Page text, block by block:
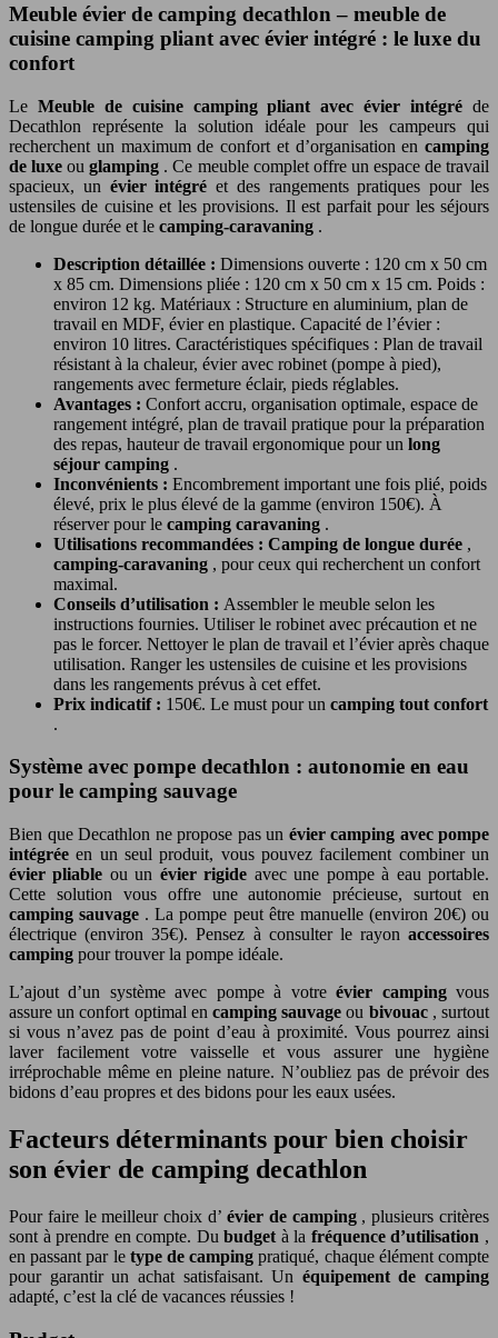
Meuble évier de camping decathlon – meuble de
cuisine camping pliant avec évier intégré : le luxe du
confort
Le Meuble de cuisine camping pliant avec évier intégréde
Decathlon représente la solution idéale pour les campeurs qui
recherchent un maximum de confort et d’organisation en camping
de luxeouglamping . Ce meuble complet offre un espace de travail
spacieux, un évier intégréet des rangements pratiques pour les
ustensiles de cuisine et les provisions. Il est parfait pour les séjours
de longue durée et le camping-caravaning .
Description détaillée : Dimensions ouverte : 120 cm x 50 cm
x 85 cm. Dimensions pliée : 120 cm x 50 cm x 15 cm. Poids :
environ 12 kg. Matériaux : Structure en aluminium, plan de
travail en MDF, évier en plastique. Capacité de l’évier :
environ 10 litres. Caractéristiques spécifiques : Plan de travail
résistant à la chaleur, évier avec robinet (pompe à pied),
rangements avec fermeture éclair, pieds réglables.
Avantages : Confort accru, organisation optimale, espace de
rangement intégré, plan de travail pratique pour la préparation
des repas, hauteur de travail ergonomique pour un long
séjour camping .
Inconvénients : Encombrement important une fois plié, poids
élevé, prix le plus élevé de la gamme (environ 150€). À
réserver pour le camping caravaning .
Utilisations recommandées : Camping de longue durée ,
camping-caravaning , pour ceux qui recherchent un confort
maximal.
Conseils d’utilisation : Assembler le meuble selon les
instructions fournies. Utiliser le robinet avec précaution et ne
pas le forcer. Nettoyer le plan de travail et l’évier après chaque
utilisation. Ranger les ustensiles de cuisine et les provisions
dans les rangements prévus à cet effet.
Prix indicatif : 150€. Le must pour un camping tout confort
.
Système avec pompe decathlon : autonomie en eau
pour le camping sauvage
Bien que Decathlon ne propose pas un évier camping avec pompe
intégréeen un seul produit, vous pouvez facilement combiner un
évier pliable ou un évier rigide avec une pompe à eau portable.
Cette solution vous offre une autonomie précieuse, surtout en
camping sauvage . La pompe peut être manuelle (environ 20€) ou
électrique (environ 35€). Pensez à consulter le rayon accessoires
camping pour trouver la pompe idéale.
L’ajout d’un système avec pompe à votreévier campingvous
assure un confort optimal en camping sauvageou bivouac , surtout
si vous n’avez pas de point d’eau à proximité. Vous pourrez ainsi
laver facilement votre vaisselle et vous assurer une hygiène
irréprochable même en pleine nature. N’oubliez pas de prévoir des
bidons d’eau propres et des bidons pour les eaux usées.
Facteurs déterminants pour bien choisir
son évier de camping decathlon
Pour faire le meilleur choix d’ évier de camping , plusieurs critères
sont à prendre en compte. Dubudget à la fréquence d’utilisation ,
en passant par le type de campingpratiqué, chaque élément compte
pour garantir un achat satisfaisant. Un équipement de camping
adapté, c’est la clé de vacances réussies !